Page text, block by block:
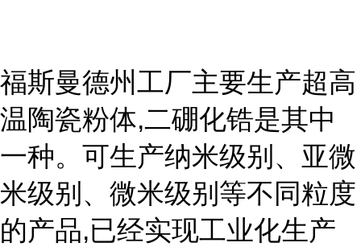
福斯曼德州工厂主要生产超高
温陶瓷粉体,二硼化锆是其中
一种。可生产纳米级别、亚微
米级别、微米级别等不同粒度
的产品,已经实现工业化生产